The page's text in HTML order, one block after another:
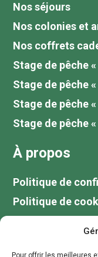
Pour offrir les meilleures
Nos séjours
Nos colonies et
Nos coffrets
Stage de pêche
Stage de pêche
Stage de pêche
Stage de pêche
À propos
Politique de
Politique de